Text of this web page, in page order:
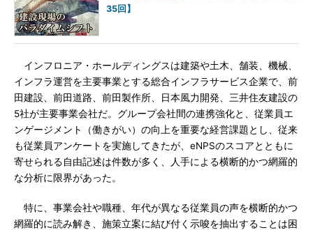
35回】
インフロニア・ホールディングスは建築や土木、舗装、機械、
インフラ運営を主要事業とする総合インフラサービス企業で、前
田建設、前田道路、前田製作所、日本風力開発、三井住友建設の
5社が主要事業会社だ。グループ会社間の連携強化と、従業員エ
ンゲージメント（働きがい）の向上を重要な経営課題とし、従来
も従業員アンケートを実施してきたが、eNPSのスコアとともに
寄せられる自由記述は件数が多く、人手による横断的かつ網羅的
な分析に限界があった。
特に、事業会社や職種、年代が異なる従業員の声を横断的かつ
網羅的に読み解き、施策立案に結び付く示唆を抽出することは困